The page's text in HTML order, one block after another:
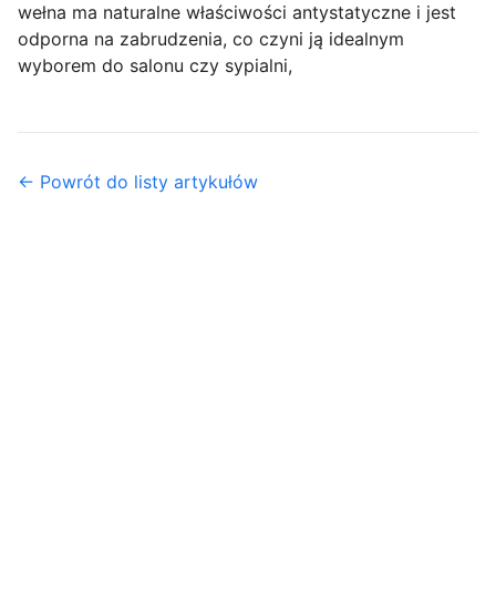
wełna ma naturalne właściwości antystatyczne i jest
odporna na zabrudzenia, co czyni ją idealnym
wyborem do salonu czy sypialni,
← Powrót do listy artykułów